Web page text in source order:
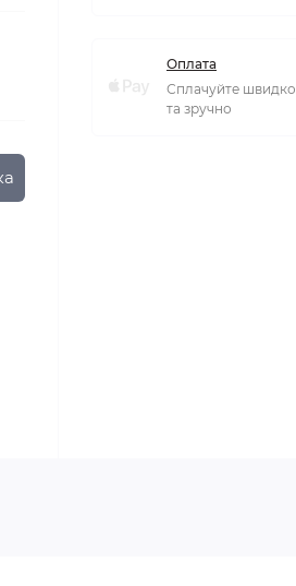
Оплата
Сплачуйте швидко
та зручно